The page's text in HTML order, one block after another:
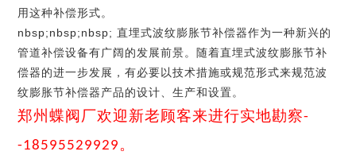
用这种补偿形式。
nbsp;nbsp;nbsp; 直埋式波纹膨胀节补偿器作为一种新兴的
管道补偿设备有广阔的发展前景。随着直埋式波纹膨胀节补
偿器的进一步发展，有必要以技术措施或规范形式来规范波
纹膨胀节补偿器产品的设计、生产和设置。
郑州蝶阀厂欢迎新老顾客来进行实地勘察-
-18595529929 。